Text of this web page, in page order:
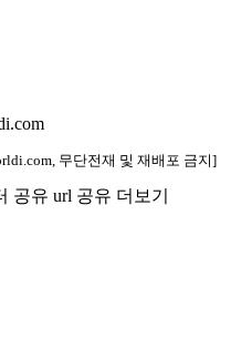
무단전재 및 재배포 금지]
공유 url 공유 더보기